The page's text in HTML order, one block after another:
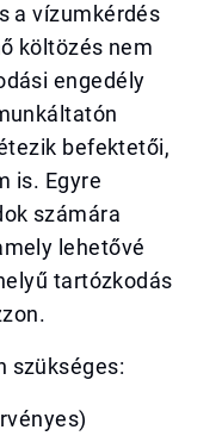
a vízumkérdés
költözés nem
engedély
befektetői,
is. Egyre
számára
lehetővé
tartózkodás
szükséges: